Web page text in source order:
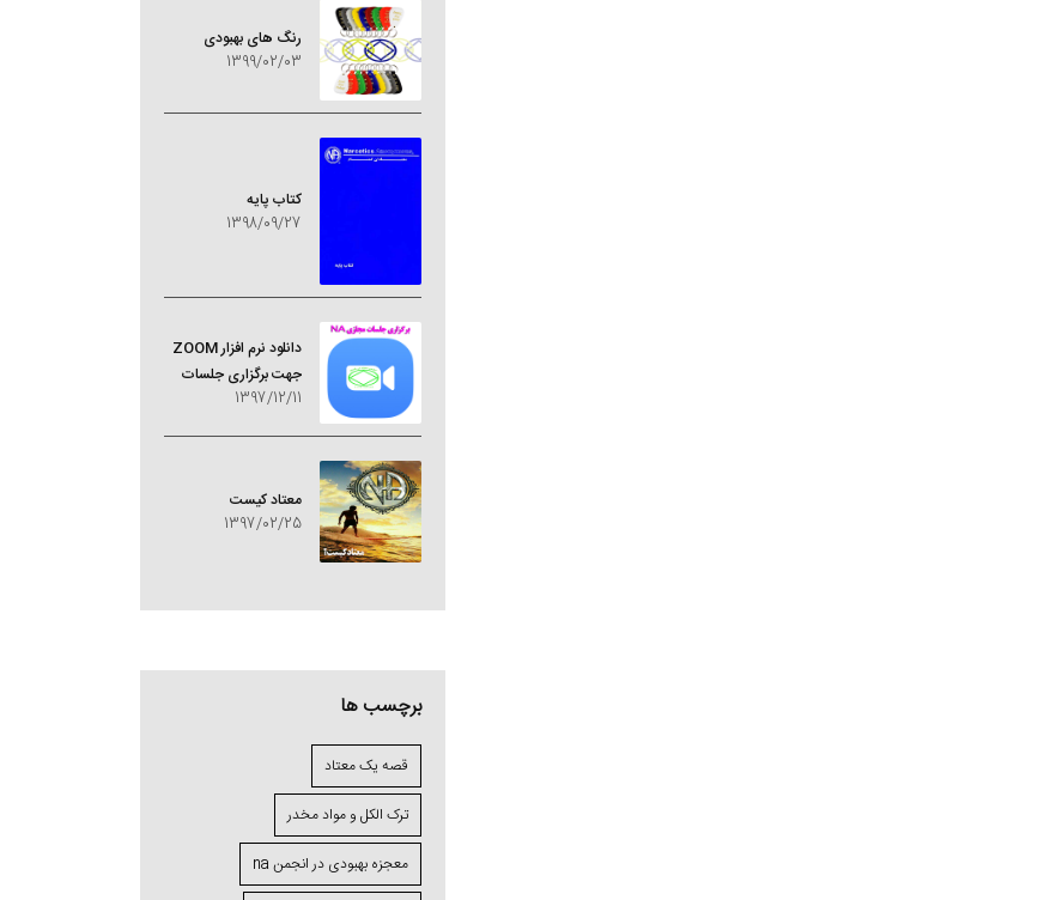
رنگ های بهبودی
1399/02/03
کتاب پایه
1398/09/27
دانلود نرم افزار ZOOM
جهت برگزاری جلسات
مجازی NA
1397/12/11
معتاد کيست
1397/02/25
برچسب ها
قصه یک معتاد
ترک الکل و مواد مخدر
معجزه بهبودی در انجمن na